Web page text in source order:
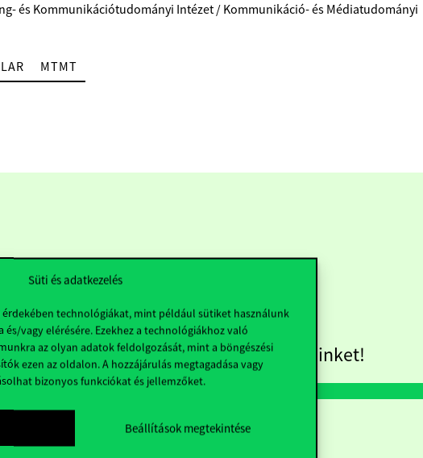
Süti és adatkezelés
technológiákat, mint például sütiket használunk
vagy elérésére. Ezekhez a technológiákhoz való
az olyan adatok feldolgozását, mint a böngészési
ezen az oldalon. A hozzájárulás megtagadása vagy
bizonyos funkciókat és jellemzőket.
Beállítások megtekintése
és Kommunikációtudományi Intézet / Kommunikáció- és Médiatudományi
MTMT
Kövess minket!